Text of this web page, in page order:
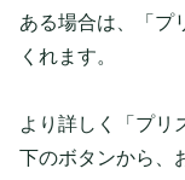
ある場合は、「プ
くれます。
より詳しく「プリ
下のボタンから、